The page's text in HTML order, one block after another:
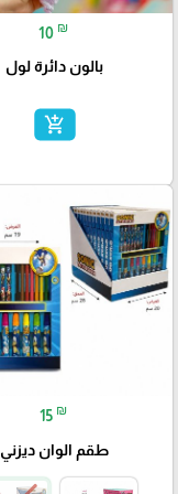
10 ₪
بالون دائرة لول
add_shopping_cart
15 ₪
طقم الوان ديزني